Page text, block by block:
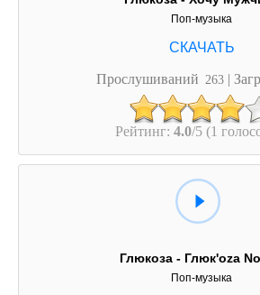
Поп-музыка
Прослушиваний 263 |
Рейтинг: 4.0/5 (1
Глюкоза - Глюк'oza
Поп-музыка